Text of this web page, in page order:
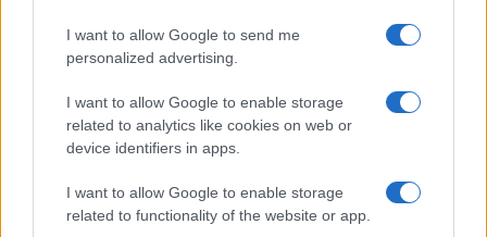
I want to allow Google to send me
personalized advertising.
I want to allow Google to enable storage
related to analytics like cookies on web or
device identifiers in apps.
I want to allow Google to enable storage
related to functionality of the website or app.
Continua a leggere